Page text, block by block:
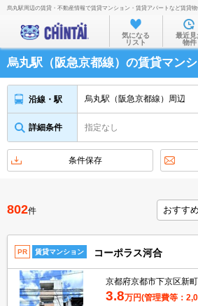
お部屋を探す
沿線・駅か
住所から
家賃相場か
物件特集
不動産会
TOP
烏丸駅周辺の賃貸・不動産情報で賃貸マンション・賃貸アパートなど賃貸
気になる
リスト
最近見
物件
烏丸駅（阪急京都線）の賃貸マン
沿線・駅 烏丸駅（阪急京都線）周辺
詳細条件 指定なし
条件保存
802件
PR 賃貸マンション コーポラス河合
京都府京都市下京区新
3.8万円(管理費等：